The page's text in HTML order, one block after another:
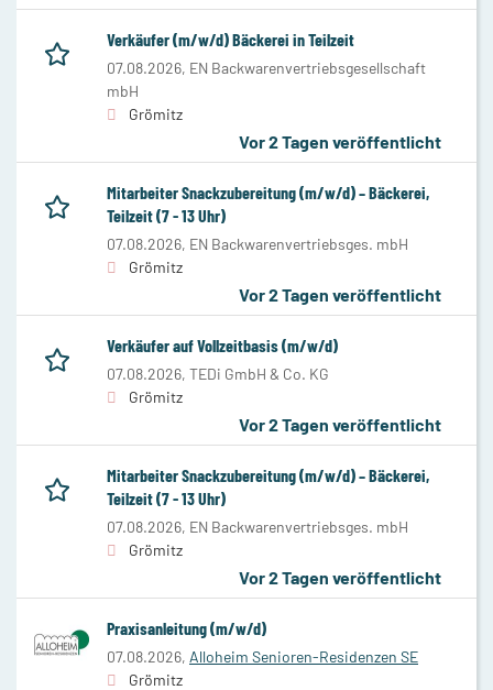
Verkäufer (m/w/d) Bäckerei in Teilzeit
07.08.2026, EN Backwarenvertriebsgesellschaft
mbH
Grömitz
Vor 2 Tagen veröffentlicht
Mitarbeiter Snackzubereitung (m/w/d) – Bäckerei,
Teilzeit (7 - 13 Uhr)
07.08.2026, EN Backwarenvertriebsges. mbH
Grömitz
Vor 2 Tagen veröffentlicht
Verkäufer auf Vollzeitbasis (m/w/d)
07.08.2026, TEDi GmbH & Co. KG
Grömitz
Vor 2 Tagen veröffentlicht
Mitarbeiter Snackzubereitung (m/w/d) – Bäckerei,
Teilzeit (7 - 13 Uhr)
07.08.2026, EN Backwarenvertriebsges. mbH
Grömitz
Vor 2 Tagen veröffentlicht
Praxisanleitung (m/w/d)
07.08.2026, Alloheim Senioren-Residenzen SE
Grömitz